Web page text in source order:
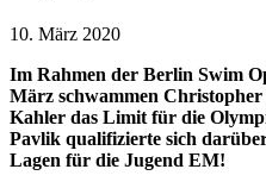
10. März 2020
Im Rahmen der Berlin Swim
März schwammen
Kahler das Limit für die
Pavlik qualifizierte sich
Lagen für die Jugend EM!